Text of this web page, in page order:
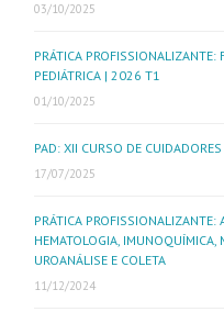
03/10/2025
PRÁTICA
PEDIÁTRICA | 2026 T1
01/10/2025
PAD: XII CURSO DE
17/07/2025
PRÁTICA PROFISSIONALIZANTE:
HEMATOLOGIA, IMUNOQUÍMICA,
UROANÁLISE E COLETA
11/12/2024